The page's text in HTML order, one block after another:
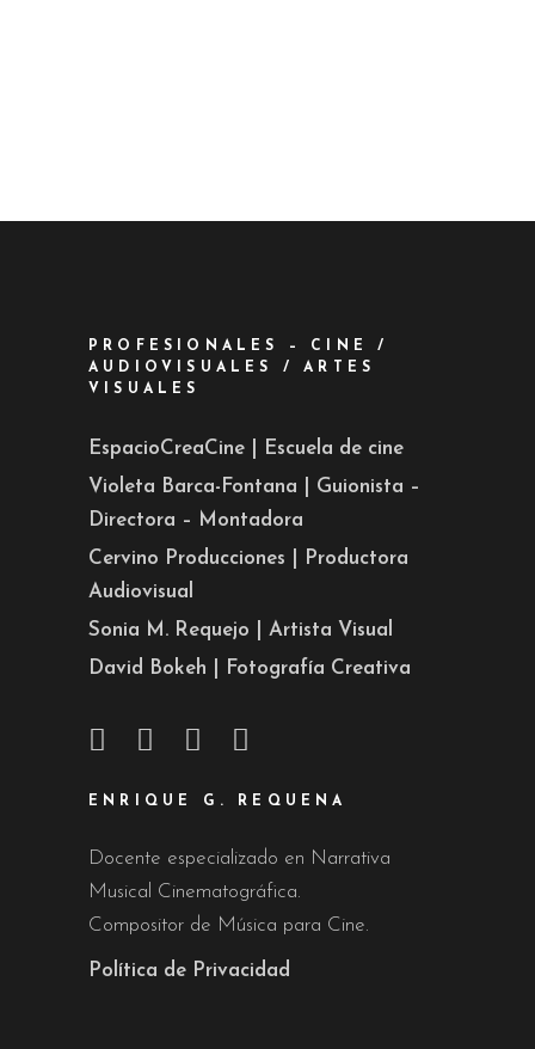
PROFESIONALES – CINE /
AUDIOVISUALES / ARTES
VISUALES
EspacioCreaCine | Escuela de cine
Violeta Barca-Fontana | Guionista –
Directora – Montadora
Cervino Producciones | Productora
Audiovisual
Sonia M. Requejo | Artista Visual
David Bokeh | Fotografía Creativa
ENRIQUE G. REQUENA
Docente especializado en Narrativa
Musical Cinematográfica.
Compositor de Música para Cine.
Política de Privacidad